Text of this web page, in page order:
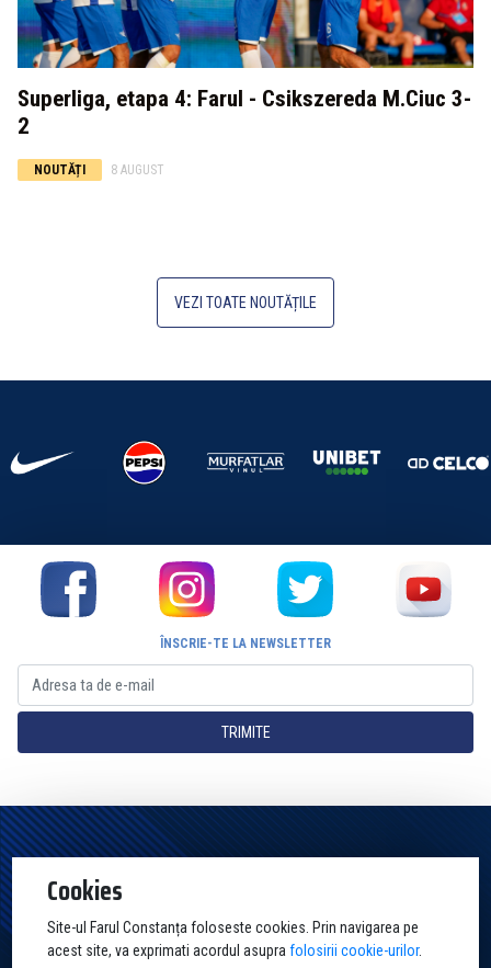
Superliga, etapa 4: Farul - Csikszereda M.Ciuc 3-
2
NOUTĂȚI 8 AUGUST
VEZI TOATE NOUTĂȚILE
ÎNSCRIE-TE LA NEWSLETTER
TRIMITE
Cookies
Site-ul Farul Constanța foloseste cookies. Prin navigarea pe
acest site, va exprimati acordul asuprafolosirii cookie-urilor.